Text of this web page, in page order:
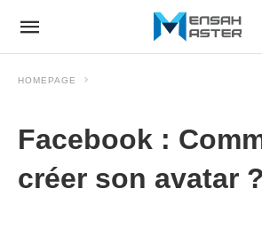
HOMEPAGE
Facebook :
créer son avatar ?